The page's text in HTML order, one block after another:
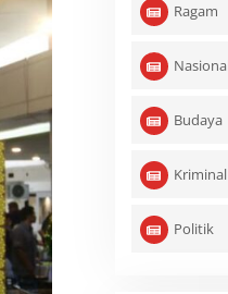
Ragam
Budaya
Kriminal
Politik